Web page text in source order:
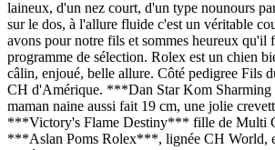
laineux, d'un nez court, d'un type nounours
sur le dos, à l'allure fluide c'est un véritable
avons pour notre fils et sommes heureux qu'il
programme de sélection. Rolex est un chien
câlin, enjoué, belle allure. Côté pedigree Fils
CH d'Amérique. ***Dan Star Kom
maman naine aussi fait 19 cm, une jolie
***Victory's Flame Destiny*** fille de Multi
***Aslan Poms Rolex***, lignée CH World,